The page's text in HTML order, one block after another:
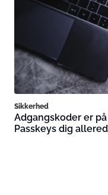
Sikkerhed
Adgangskoder er
Passkeys dig